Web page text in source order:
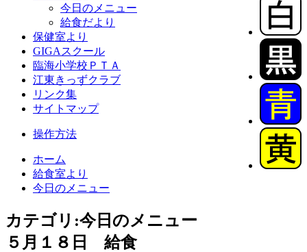
今日のメニュー
給食だより
保健室より
GIGAスクール
臨海小学校ＰＴＡ
江東きっずクラブ
リンク集
サイトマップ
操作方法
ホーム
給食室より
今日のメニュー
カテゴリ:今日のメニュー
５月１８日 給食